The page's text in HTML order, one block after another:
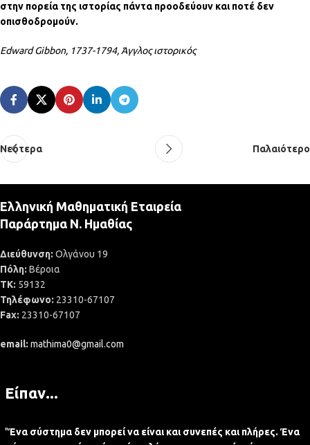
στην πορεία της ιστορίας πάντα προοδεύουν και ποτέ δεν
οπισθοδρομούν.
Edward Gibbon, 1737-1794, Άγγλος ιστορικός
Νεότερα Παλαιότερο
Ελληνική Μαθηματική Εταιρεία
Παράρτημα Ν. Ημαθίας
Διεύθυνση: Ολγάνου 19
Πόλη: Βέροια
ΤΚ: 59132
Τηλέφωνο: 23310-67107
Fax: 23310-67107
email: mathima0@gmail.com
Είπαν...
"Ένα σύστημα δεν μπορεί να είναι και συνεπές και πλήρες. Ένα